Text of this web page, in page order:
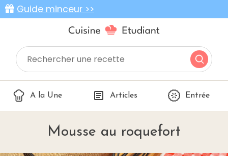
Guide minceur >>
A la Une Articles Entrée
Mousse au roquefort